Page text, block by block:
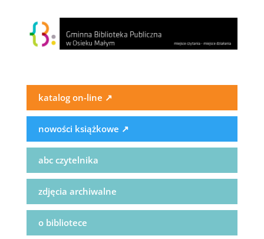
katalog on-line ↗
nowości książkowe ↗
abc czytelnika
zdjęcia archiwalne
o bibliotece